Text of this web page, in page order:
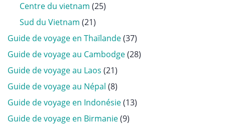
Centre du vietnam (25)
Sud du Vietnam (21)
Guide de voyage en Thaïlande(37)
Guide de voyage au Cambodge(28)
Guide de voyage au Laos (21)
Guide de voyage au Népal (8)
Guide de voyage en Indonésie(13)
Guide de voyage en Birmanie(9)